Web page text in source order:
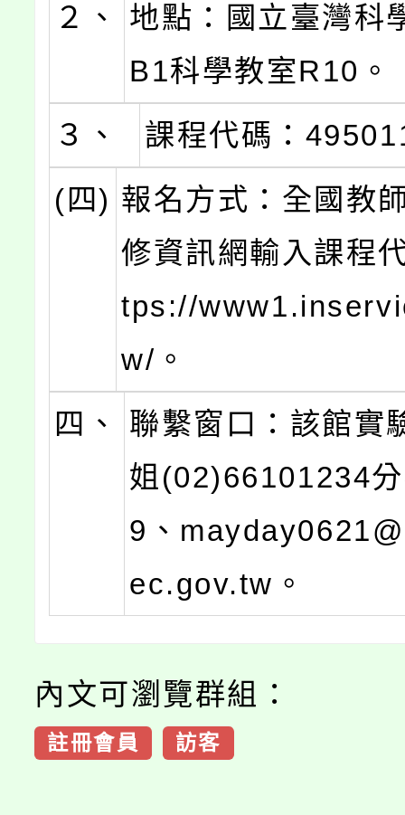
２、
地點：國立臺灣科
B1科學教室R10。
３、
課程代碼：
(四) 報名方式：全國教
修資訊網輸入課程
tps://
w/。
四、
聯繫窗口：該館實
姐(02)66101234
9、
ec.gov.tw。
內文可瀏覽群組：
註冊會員 訪客